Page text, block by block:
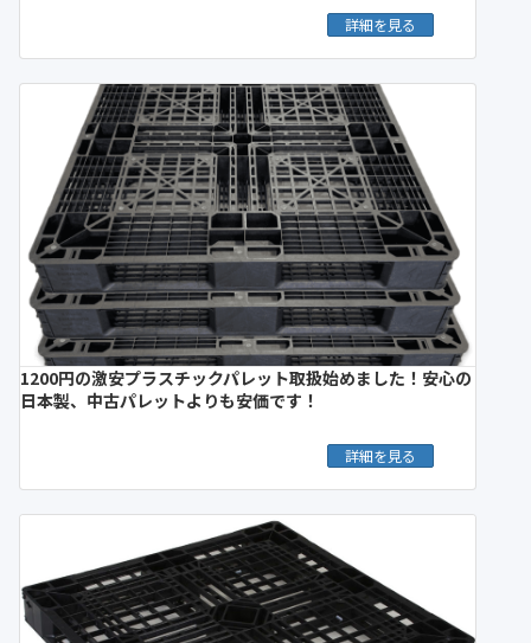
詳細を見る
1200円の激安プラスチックパレット取扱始めました！安心の
日本製、中古パレットよりも安価です！
詳細を見る